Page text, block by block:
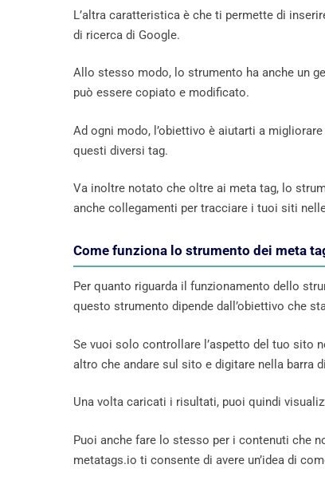
L’altra caratteristica è che ti permette di
di ricerca di Google.
Allo stesso modo, lo strumento ha anche un
può essere copiato e modificato.
Ad ogni modo, l’obiettivo è aiutarti a
questi diversi tag.
Va inoltre notato che oltre ai meta tag, lo
anche collegamenti per tracciare i tuoi siti nelle
Come funziona lo strumento dei meta
Per quanto riguarda il funzionamento dello
questo strumento dipende dall’obiettivo che
Se vuoi solo controllare l’aspetto del tuo sito
altro che andare sul sito e digitare nella barra
Una volta caricati i risultati, puoi quindi
Puoi anche fare lo stesso per i contenuti che
metatags.io ti consente di avere un’idea di